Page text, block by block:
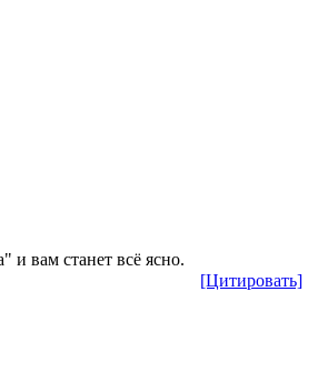
[Цитировать]
и вам станет всё ясно.